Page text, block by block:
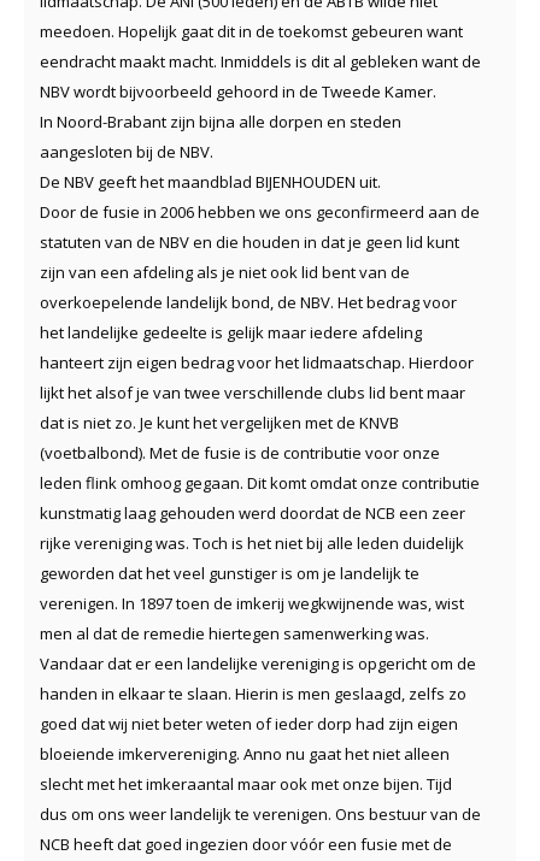
meedoen. Hopelijk gaat dit in de toekomst gebeuren want
eendracht maakt macht. Inmiddels is dit al gebleken want de
NBV wordt bijvoorbeeld gehoord in de Tweede Kamer.
In Noord-Brabant zijn bijna alle dorpen en steden
aangesloten bij de NBV.
De NBV geeft het maandblad BIJENHOUDEN uit.
Door de fusie in 2006 hebben we ons geconfirmeerd aan de
statuten van de NBV en die houden in dat je geen lid kunt
zijn van een afdeling als je niet ook lid bent van de
overkoepelende landelijk bond, de NBV. Het bedrag voor
het landelijke gedeelte is gelijk maar iedere afdeling
hanteert zijn eigen bedrag voor het lidmaatschap. Hierdoor
lijkt het alsof je van twee verschillende clubs lid bent maar
dat is niet zo. Je kunt het vergelijken met de KNVB
(voetbalbond). Met de fusie is de contributie voor onze
leden flink omhoog gegaan. Dit komt omdat onze contributie
kunstmatig laag gehouden werd doordat de NCB een zeer
rijke vereniging was. Toch is het niet bij alle leden duidelijk
geworden dat het veel gunstiger is om je landelijk te
verenigen. In 1897 toen de imkerij wegkwijnende was, wist
men al dat de remedie hiertegen samenwerking was.
Vandaar dat er een landelijke vereniging is opgericht om de
handen in elkaar te slaan. Hierin is men geslaagd, zelfs zo
goed dat wij niet beter weten of ieder dorp had zijn eigen
bloeiende imkervereniging. Anno nu gaat het niet alleen
slecht met het imkeraantal maar ook met onze bijen. Tijd
dus om ons weer landelijk te verenigen. Ons bestuur van de
NCB heeft dat goed ingezien door vóór een fusie met de